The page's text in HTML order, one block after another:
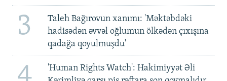
3
Taleh Bağırovun xanımı: 'Məktəbdəki
hadisədən əvvəl oğlumun ölkədən çıxışına
qadağa qoyulmuşdu'
'Human Rights Watch': Hakimiyyət Əli